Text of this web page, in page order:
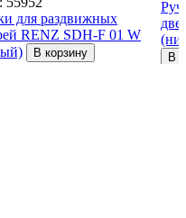
для раздвижных
RENZ SDH-F 01 W
В корзину В